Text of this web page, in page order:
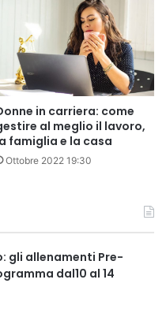
in carriera: come
al meglio il lavoro,
famiglia e la casa
Ottobre 2022 19:30
gli allenamenti Pre-
dal10 al 14